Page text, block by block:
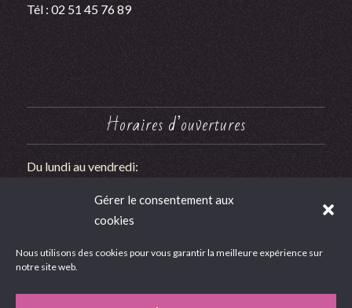
Gérer le consentement aux
cookies
Nous utilisons des cookies pour vous garantir la meilleure expérience sur
notre site web.
Tél : 02 51 45 76 89
Horaires d’ouvertures
Du lundi au vendredi:
Le Samedi : 9h00 à 12h00